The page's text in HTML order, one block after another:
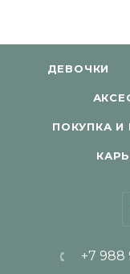
ДЕВОЧКИ
ПОКУПКА И
+7 988